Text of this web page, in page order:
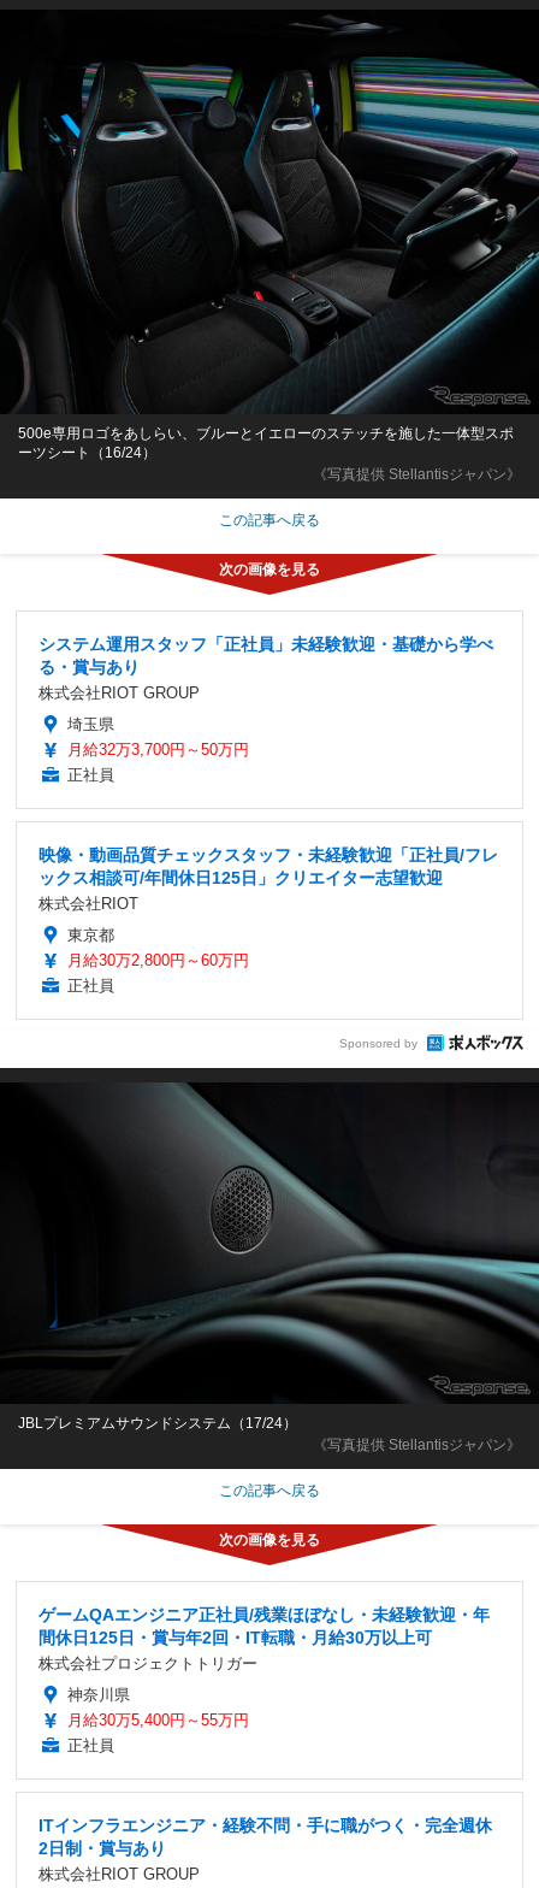
《写真提供 Stellantisジャパン》
500e専用ロゴをあしらい、ブルーとイエローのステッチを施した一体型スポ
ーツシート（16/24）
この記事へ戻る
システム運用スタッフ「正社員」未経験歓迎・基礎から学べ
る・賞与あり
株式会社RIOT GROUP
埼玉県
月給32万3,700円～50万円
正社員
映像・動画品質チェックスタッフ・未経験歓迎「正社員/フレ
ックス相談可/年間休日125日」クリエイター志望歓迎
株式会社RIOT
東京都
月給30万2,800円～60万円
正社員
Sponsored by
《写真提供 Stellantisジャパン》
JBLプレミアムサウンドシステム（17/24）
この記事へ戻る
ゲームQAエンジニア正社員/残業ほぼなし・未経験歓迎・年
間休日125日・賞与年2回・IT転職・月給30万以上可
株式会社プロジェクトトリガー
神奈川県
月給30万5,400円～55万円
正社員
ITインフラエンジニア・経験不問・手に職がつく・完全週休
2日制・賞与あり
株式会社RIOT GROUP